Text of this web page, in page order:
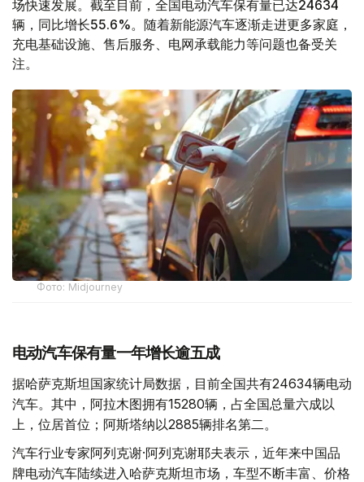
场快速发展。截至目前，全国电动汽车保有量已达24634
辆，同比增长55.6%。随着新能源汽车逐渐走进更多家庭，
充电基础设施、售后服务、电网承载能力等问题也备受关
注。
Фото: Midjourney
电动汽车保有量一年增长逾五成
据哈萨克斯坦国家统计局数据，目前全国共有24634辆电动
汽车。其中，阿拉木图拥有15280辆，占全国总量六成以
上，位居首位；阿斯塔纳以2885辆排名第二。
汽车行业专家阿列克谢·阿列克谢耶夫表示，近年来中国品
牌电动汽车陆续进入哈萨克斯坦市场，车型不断丰富、价格